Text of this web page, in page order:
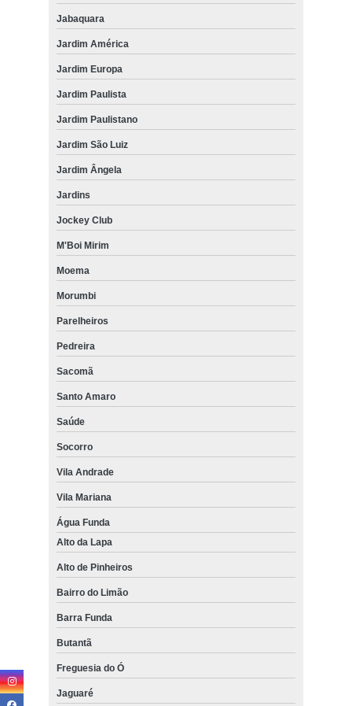
Jabaquara
Jardim América
Jardim Europa
Jardim Paulista
Jardim Paulistano
Jardim São Luiz
Jardim Ângela
Jardins
Jockey Club
M'Boi Mirim
Moema
Morumbi
Parelheiros
Pedreira
Sacomã
Santo Amaro
Saúde
Socorro
Vila Andrade
Vila Mariana
Água Funda
Alto da Lapa
Alto de Pinheiros
Bairro do Limão
Barra Funda
Butantã
Freguesia do Ó
Jaguaré